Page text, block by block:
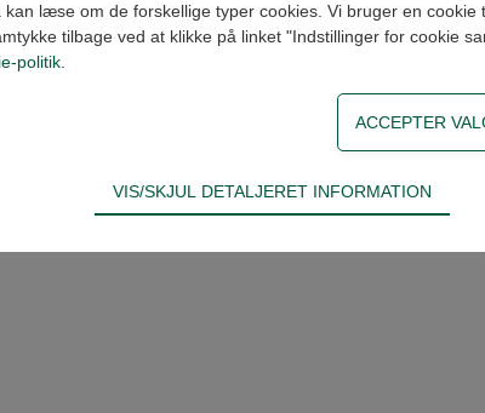
kan læse om de forskellige typer cookies. Vi bruger en cookie
tilbage ved at klikke på linket "Indstillinger for cookie
politik
for hjemmesidens grundlæggende funktioner som fx
VIS/SKJUL DETALJERET INFORMATION